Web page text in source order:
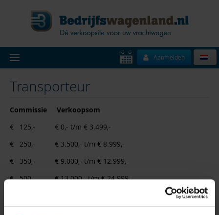
Aanmelden
Transporteur
Commissie
Verkoopsom
€   125,-          € 0,- t/m € 3.499,-
€   250,-          € 3.500,- t/m € 8.999,-
€   350,-          € 9.000,- t/m € 12.999,-
€   500,-          € 13.000,- t/m € 24.999,-